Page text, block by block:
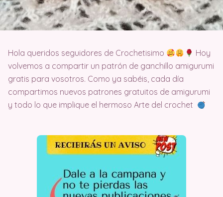
Hola queridos seguidores de Crochetisimo
Hoy
volvemos a compartir un patrón de ganchillo amigurumi
gratis para vosotros. Como ya sabéis, cada día
compartimos nuevos patrones gratuitos de amigurumi
y todo lo que implique el hermoso Arte del crochet